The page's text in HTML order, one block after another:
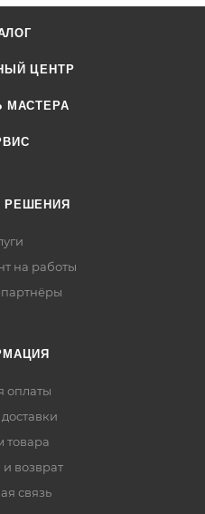
ЦЕНТР
МАСТЕРА
РЕШЕНИЯ
на работы
оплаты
товара
возврат
связь